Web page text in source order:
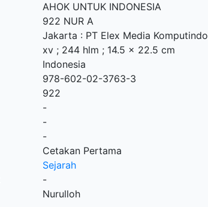
AHOK UNTUK INDONESIA
922 NUR A
Jakarta : PT Elex Media Komputindo
xv ; 244 hlm ; 14.5 x 22.5 cm
Indonesia
978-602-02-3763-3
922
-
-
-
Cetakan Pertama
Sejarah
-
Nurulloh